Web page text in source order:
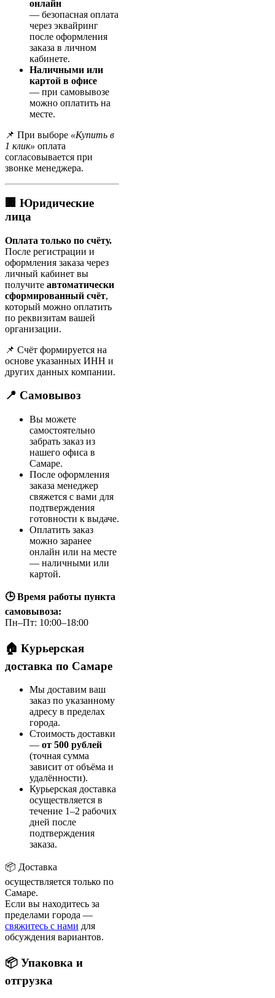
онлайн
— безопасная оплата
через эквайринг
после оформления
заказа в личном
кабинете.
Наличными или
картой в офисе
— при самовывозе
можно оплатить на
месте.
📌 При выборе «Купить в
1 клик» оплата
согласовывается при
звонке менеджера.
🏢 Юридические
лица
Оплата только по счёту.
После регистрации и
оформления заказа через
личный кабинет вы
получите автоматически
сформированный счёт,
который можно оплатить
по реквизитам вашей
организации.
📌 Счёт формируется на
основе указанных ИНН и
других данных компании.
📍 Самовывоз
Вы можете
самостоятельно
забрать заказ из
нашего офиса в
Самаре.
После оформления
заказа менеджер
свяжется с вами для
подтверждения
готовности к выдаче.
Оплатить заказ
можно заранее
онлайн или на месте
— наличными или
картой.
🕒 Время работы пункта
самовывоза:
Пн–Пт: 10:00–18:00
🏠 Курьерская
доставка по Самаре
Мы доставим ваш
заказ по указанному
адресу в пределах
города.
Стоимость доставки
— от 500 рублей
(точная сумма
зависит от объёма и
удалённости).
Курьерская доставка
осуществляется в
течение 1–2 рабочих
дней после
подтверждения
заказа.
📦 Доставка
осуществляется только по
Самаре.
Если вы находитесь за
пределами города —
свяжитесь с нами для
обсуждения вариантов.
📦 Упаковка и
отгрузка